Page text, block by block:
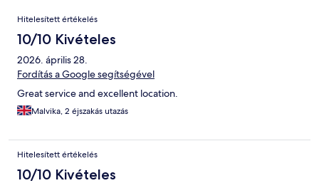
Értékelések
Hitelesített értékelés
10/10 Kivételes
2026. április 28.
Fordítás a Google segítségével
Great service and excellent location.
Malvika, 2 éjszakás utazás
Hitelesített értékelés
10/10 Kivételes